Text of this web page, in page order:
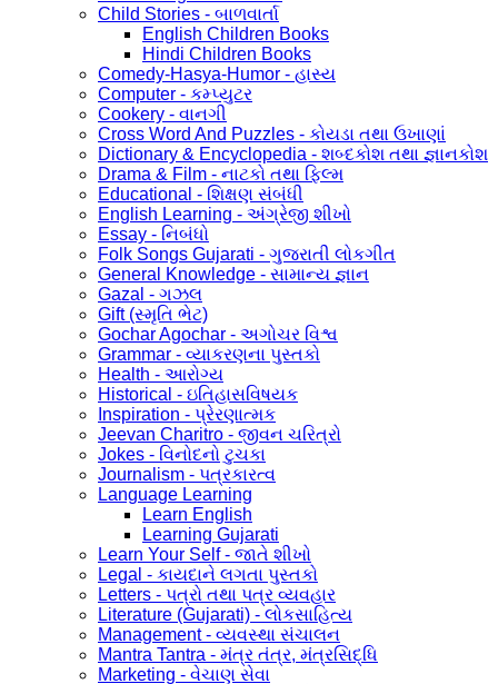
Child Stories - બાળવાર્તા
English Children Books
Hindi Children Books
Comedy-Hasya-Humor - હાસ્ય
Computer - કમ્પ્યુટર
Cookery - વાનગી
Cross Word And Puzzles - કોયડા તથા ઉખાણાં
Dictionary & Encyclopedia - શબ્દકોશ તથા જ્ઞાનકોશ
Drama & Film - નાટકો તથા ફિલ્મ
Educational - શિક્ષણ સંબંધી
English Learning - અંગ્રેજી શીખો
Essay - નિબંધો
Folk Songs Gujarati - ગુજરાતી લોકગીત
General Knowledge - સામાન્ય જ્ઞાન
Gazal - ગઝલ
Gift (સ્મૃતિ ભેટ)
Gochar Agochar - અગોચર વિશ્વ
Grammar - વ્યાકરણના પુસ્તકો
Health - આરોગ્ય
Historical - ઇતિહાસવિષયક
Inspiration - પ્રેરણાત્મક
Jeevan Charitro - જીવન ચરિત્રો
Jokes - વિનોદનો ટુચકા
Journalism - પત્રકારત્વ
Language Learning
Learn English
Learning Gujarati
Learn Your Self - જાતે શીખો
Legal - કાયદાને લગતા પુસ્તકો
Letters - પત્રો તથા પત્ર વ્યવહાર
Literature (Gujarati) - લોકસાહિત્ય
Management - વ્યવસ્થા સંચાલન
Mantra Tantra - મંત્ર તંત્ર, મંત્રસિદ્ધિ
Marketing - વેચાણ સેવા